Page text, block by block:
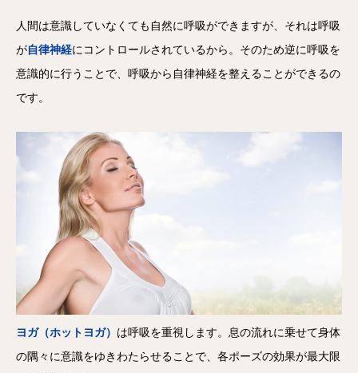
人間は意識していなくても自然に呼吸ができますが、それは呼吸
が自律神経にコントロールされているから。そのため逆に呼吸を
意識的に行うことで、呼吸から自律神経を整えることができるの
です。
ヨガ（ホットヨガ） は呼吸を重視します。息の流れに乗せて身体
の隅々に意識をゆきわたらせることで、各ポーズの効果が最大限